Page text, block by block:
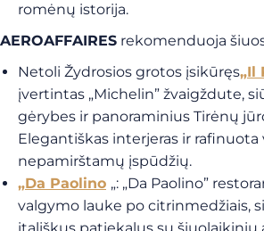
romėnų istorija.
AEROAFFAIRES rekomenduoja
Netoli Žydrosios grotos įsikūręs„Il
įvertintas „Michelin” žvaigždute,
gėrybes ir panoraminius Tirėnų
Elegantiškas interjeras ir
nepamirštamų įspūdžių.
„Da Paolino „: „Da Paolino”
valgymo lauke po citrinmedžiais,